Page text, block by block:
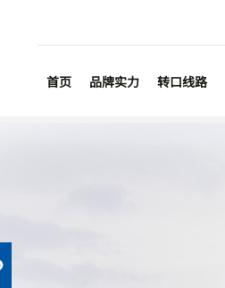
首页 品牌实力 转口线路